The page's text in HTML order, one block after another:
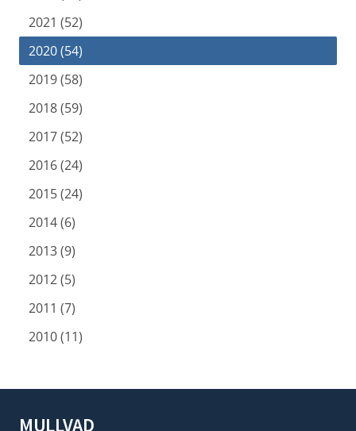
2021 (52)
2020 (54)
2019 (58)
2018 (59)
2017 (52)
2016 (24)
2015 (24)
2014 (6)
2013 (9)
2012 (5)
2011 (7)
2010 (11)
MULLVAD